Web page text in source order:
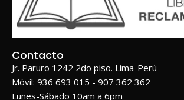
Contacto
Jr. Paruro 1242 2do piso. Lima-Perú
Móvil: 936 693 015 - 907 362 362
Lunes-Sábado 10am a 6pm